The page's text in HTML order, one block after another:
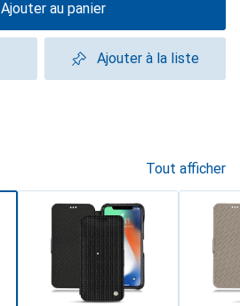
Ajouter au panier
Ajouter à la liste
Tout afficher